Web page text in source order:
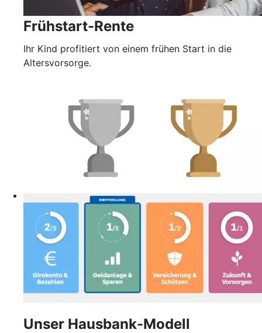
Frühstart-Rente
Ihr Kind profitiert von einem frühen Start in die
Altersvorsorge.
Unser Hausbank-Modell